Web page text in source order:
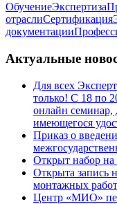
ОбучениеЭкспертиза
отраслиСертификация
документации
Актуальные
Для всех
только! С 18 по
онлайн
имеющегося
Приказ о
Открыт набор на
Открыта запись
монтажных
Центр «МИО»